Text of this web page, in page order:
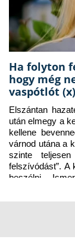
Ha folyton
hogy még
vaspótlót (x)
Elszántan
után elmegy a
kellene
várnod utána a
szinte
felszívódást”. A
beszélni…